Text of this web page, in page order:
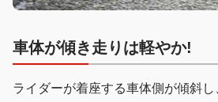
車体が傾き走りは軽やか!
ライダーが着座する車体側が傾斜